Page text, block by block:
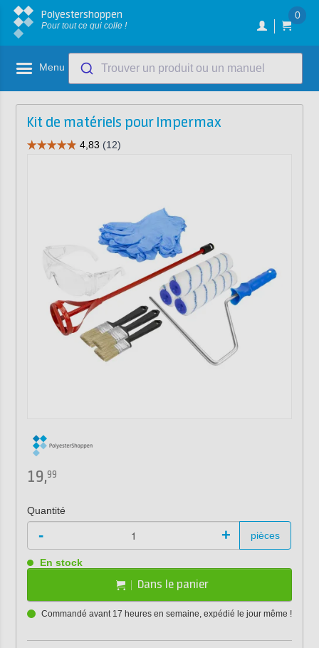
Polyestershoppen
Pour tout ce qui colle !
0
Menu Trouver un produit ou un manuel
Kit de matériels pour Impermax
19,99
Quantité
- + pièces
En stock
Dans le panier
Commandé avant 17 heures en semaine, expédié le jour même !